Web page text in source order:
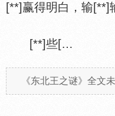
[**]赢得明白，输[**]
[**]些[…
《东北王之谜》全文